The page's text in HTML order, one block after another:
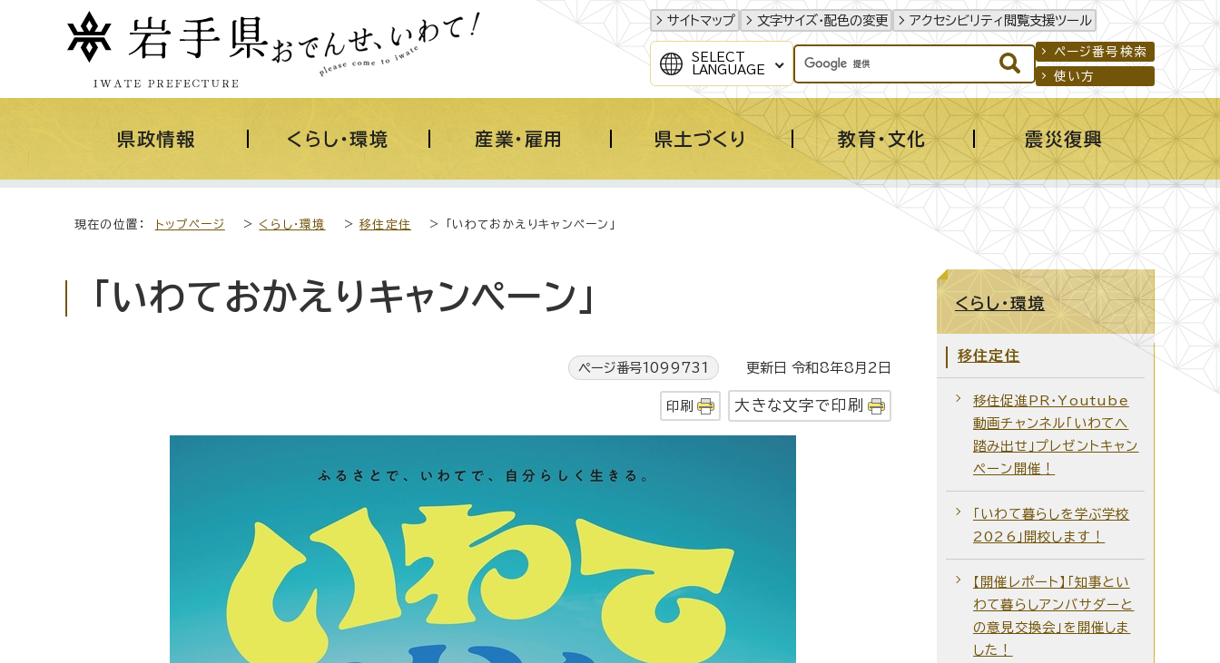
サイトマップ 文字サイズ・配色の変更 アクセシビリティ閲覧支援ツール
SELECT
LANGUAGE
ページ番号検索
使い方
県政情報 くらし・環境 産業・雇用 県土づくり 教育・文化 震災復興
現在の位置： トップページ > くらし・環境 >移住定住 > 「いわておかえりキャンペーン」
「いわておかえりキャンペーン」
ページ番号1099731 更新日 令和8年8月2日
印刷 大きな文字で印刷
くらし・環境
移住定住
移住促進PR・Youtube
動画チャンネル「いわてへ
踏み出せ」プレゼントキャン
ペーン開催！
「いわて暮らしを学ぶ学校
2026」開校します！
【開催レポート】「知事とい
わて暮らしアンバサダーと
の意見交換会」を開催しま
した！